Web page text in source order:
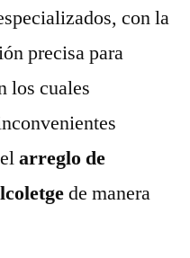
con la
precisa para
los cuales
arreglo de
de manera